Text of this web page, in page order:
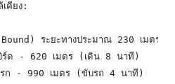
เคียง:
ระยะทางประมาณ 230 เมตรเ
เบิร์ด - 620 เมตร (เดิน 8 นาที)
แรก - 990 เมตร (ขับรถ 4 นาที)